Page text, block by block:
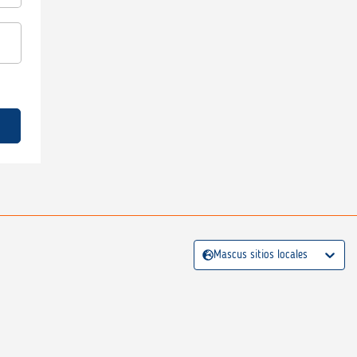
Mascus sitios locales